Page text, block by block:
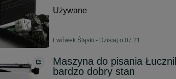
Używane
Lwówek Śląski - Dzisiaj o 07:21
Maszyna do pisania
bardzo dobry stan